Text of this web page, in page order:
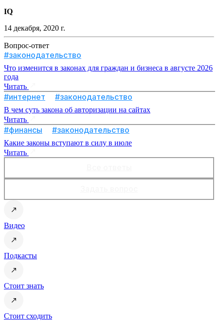
IQ
14 декабря, 2020 г.
Вопрос-ответ
#законодательство
Что изменится в законах для граждан и бизнеса в августе 2026
года
Читать
#интернет #законодательство
В чем суть закона об авторизации на сайтах
Читать
#финансы #законодательство
Какие законы вступают в силу в июле
Читать
Видео
Подкасты
Стоит знать
Стоит сходить